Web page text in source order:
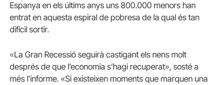
Espanya en els últims anys uns 800.000 menors han
entrat en aquesta espiral de pobresa de la qual és tan
difícil sortir.
«La Gran Recessió seguirà castigant els nens molt
després de que l’economia s’hagi recuperat», sosté a
més l’informe. «Si existeixen moments que marquen una